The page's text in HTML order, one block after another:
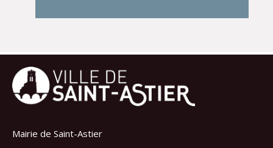
Mairie de Saint-Astier